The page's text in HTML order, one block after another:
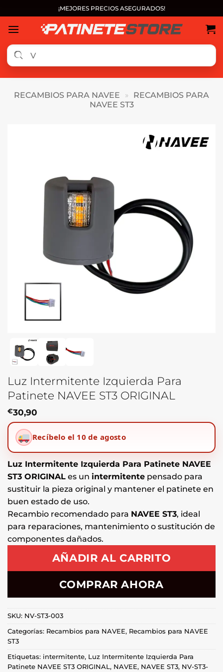
al
contenido
¡MEJORES PRECIOS ASEGURADOS!
RECAMBIOS PARA NAVEE »
RECAMBIOS PARA
NAVEE ST3
Luz Intermitente Izquierda Para
Patinete NAVEE ST3 ORIGINAL
€30,90
Recíbelo el 10 de agosto
Luz Intermitente Izquierda Para Patinete NAVEE
ST3 ORIGINAL es un intermitente pensado para
sustituir la pieza original y mantener el patinete en
buen estado de uso.
Recambio recomendado para NAVEE ST3, ideal
para reparaciones, mantenimiento o sustitución de
componentes dañados.
AÑADIR AL CARRITO
COMPRAR AHORA
SKU: NV-ST3-003
Categorías: Recambios para NAVEE, Recambios para NAVEE
ST3
Etiquetas: intermitente, Luz Intermitente Izquierda Para
Patinete NAVEE ST3 ORIGINAL, NAVEE, NAVEE ST3, NV-ST3-